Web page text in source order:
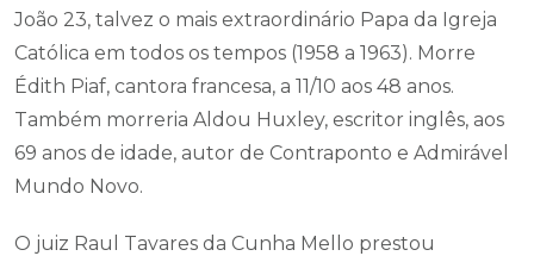
João 23, talvez o mais extraordinário Papa da Igreja
Católica em todos os tempos (1958 a 1963). Morre
Édith Piaf, cantora francesa, a 11/10 aos 48 anos.
Também morreria Aldou Huxley, escritor inglês, aos
69 anos de idade, autor de Contraponto e Admirável
Mundo Novo.
O juiz Raul Tavares da Cunha Mello prestou